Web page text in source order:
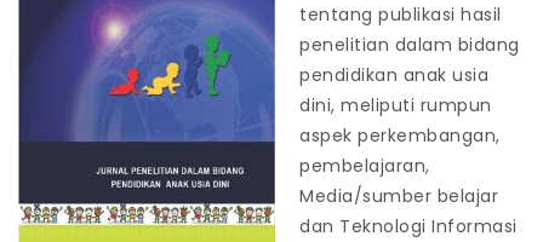
tentang publikasi hasil
penelitian dalam bidang
pendidikan anak usia
dini, meliputi rumpun
aspek perkembangan,
pembelajaran,
Media/sumber belajar
dan Teknologi Informasi